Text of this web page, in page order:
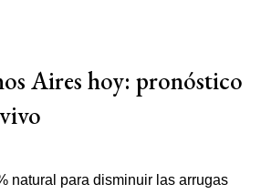
Aires hoy: pronóstico